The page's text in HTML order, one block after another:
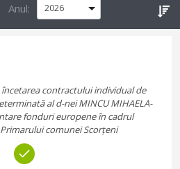
Anul:
contractului individual de
al d-nei MINCU MIHAELA-
fonduri europene în cadrul
comunei Scorțeni